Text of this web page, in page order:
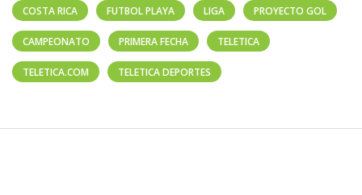
COSTA RICA FUTBOL PLAYA LIGA PROYECTO GOL
CAMPEONATO PRIMERA FECHA TELETICA
TELETICA.COM TELETICA DEPORTES